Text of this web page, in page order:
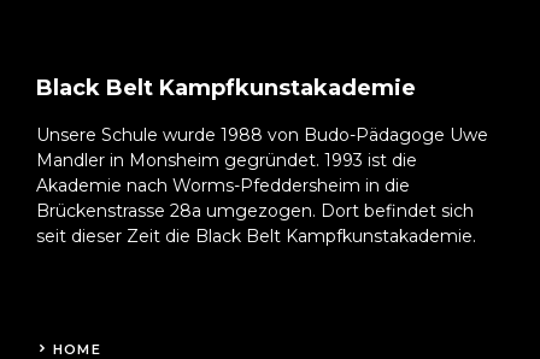
Black Belt Kampfkunstakademie
Unsere Schule wurde 1988 von Budo-Pädagoge Uwe
Mandler in Monsheim gegründet. 1993 ist die
Akademie nach Worms-Pfeddersheim in die
Brückenstrasse 28a umgezogen. Dort befindet sich
seit dieser Zeit die Black Belt Kampfkunstakademie.
HOME